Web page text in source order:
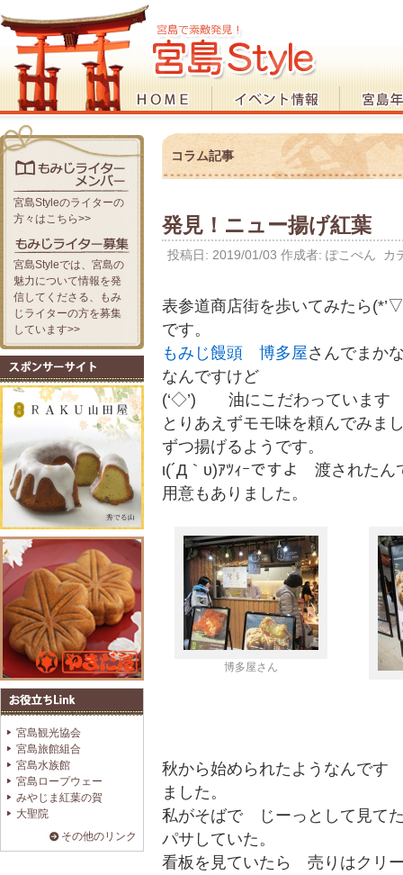
コラム記事
発見！ニュー揚げ紅葉
投稿日: 2019/01/03 作成者: ぽこぺん カ
表参道商店街を歩いてみたら
です。
もみじ饅頭
博多屋さんでまか
なんですけど
(‘◇’)ゞ 油にこだわっていま
とりあえずモモ味を頼んでみま
ずつ揚げるようです。
ι(´Д｀υ)ｱﾂｨｰですよ 渡された
用意もありました。
博多屋さん
秋から始められたようなんです
ました。
私がそばで じーっとして見て
パサしていた。
看板を見ていたら 売りはクリ
宮島Styleのライターの
方々はこちら>>
宮島Styleでは、宮島の
魅力について情報を発
信してくださる、もみ
じライターの方を募集
しています>>
宮島観光協会
宮島旅館組合
宮島水族館
宮島ロープウェー
みやじま紅葉の賀
大聖院
その他のリンク